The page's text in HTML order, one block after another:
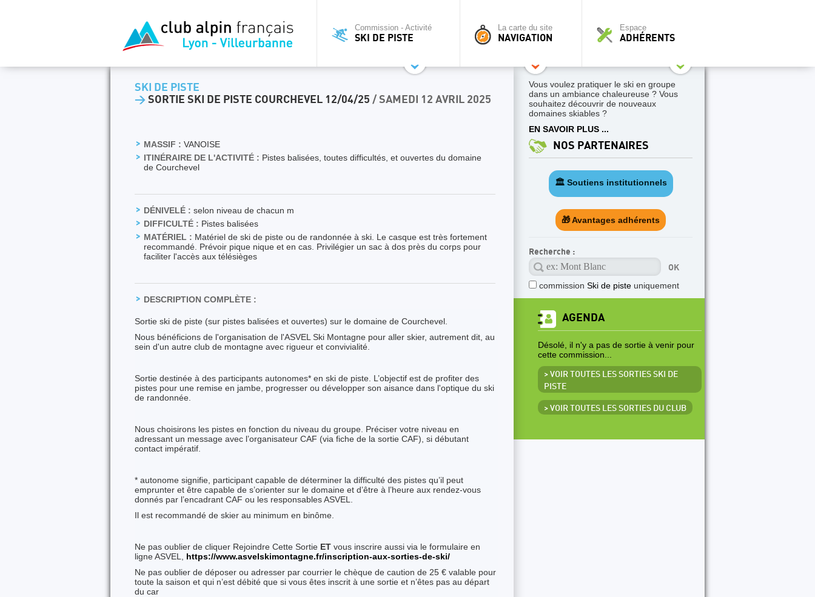
Commission - Activité
SKI DE PISTE
La carte du site
NAVIGATION
Espace
ADHÉRENTS
SKI DE PISTE
> SORTIE SKI DE PISTE COURCHEVEL 12/04/25 / SAMEDI 12 AVRIL 2025
MASSIF : VANOISE
ITINÉRAIRE DE L'ACTIVITÉ : Pistes balisées, toutes difficultés, et ouvertes du domaine
de Courchevel
DÉNIVELÉ : selon niveau de chacun m
DIFFICULTÉ : Pistes balisées
MATÉRIEL : Matériel de ski de piste ou de randonnée à ski. Le casque est très fortement
recommandé. Prévoir pique nique et en cas. Privilégier un sac à dos près du corps pour
faciliter l'accès aux télésièges
DESCRIPTION COMPLÈTE :
Sortie ski de piste (sur pistes balisées et ouvertes) sur le domaine de Courchevel.
Nous bénéficions de l'organisation de l'ASVEL Ski Montagne pour aller skier, autrement dit, au
sein d'un autre club de montagne avec rigueur et convivialité.
Sortie destinée à des participants autonomes* en ski de piste. L’objectif est de profiter des
pistes pour une remise en jambe, progresser ou développer son aisance dans l'optique du ski
de randonnée.
Nous choisirons les pistes en fonction du niveau du groupe. Préciser votre niveau en
adressant un message avec l’organisateur CAF (via fiche de la sortie CAF), si débutant
contact impératif.
* autonome signifie, participant capable de déterminer la difficulté des pistes qu’il peut
emprunter et être capable de s’orienter sur le domaine et d’être à l’heure aux rendez-vous
donnés par l’encadrant CAF ou les responsables ASVEL.
Il est recommandé de skier au minimum en binôme.
Ne pas oublier de cliquer Rejoindre Cette Sortie ET vous inscrire aussi via le formulaire en
ligne ASVEL, https://www.asvelskimontagne.fr/inscription-aux-sorties-de-ski/
Ne pas oublier de déposer ou adresser par courrier le chèque de caution de 25 € valable pour
toute la saison et qui n’est débité que si vous êtes inscrit à une sortie et n’êtes pas au départ
du car
Vous voulez pratiquer le ski en groupe
dans un ambiance chaleureuse ? Vous
souhaitez découvrir de nouveaux
domaines skiables ?
EN SAVOIR PLUS ...
NOS PARTENAIRES
🏛️ Soutiens institutionnels
🎁 Avantages adhérents
Recherche :
commission Ski de piste uniquement
AGENDA
Désolé, il n'y a pas de sortie à venir pour
cette commission...
> VOIR TOUTES LES SORTIES SKI DE
PISTE
> VOIR TOUTES LES SORTIES DU CLUB